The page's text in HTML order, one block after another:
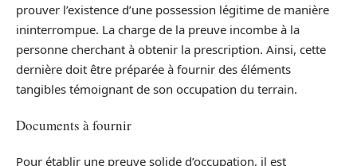
prouver l’existence d’une possession légitime de manière
ininterrompue. La charge de la preuve incombe à la
personne cherchant à obtenir la prescription. Ainsi, cette
dernière doit être préparée à fournir des éléments
tangibles témoignant de son occupation du terrain.
Documents à fournir
Pour établir une preuve solide d’occupation, il est